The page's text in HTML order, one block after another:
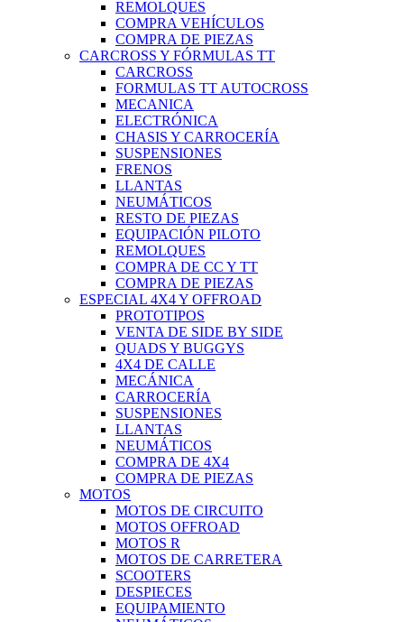
REMOLQUES
COMPRA VEHÍCULOS
COMPRA DE PIEZAS
CARCROSS Y FÓRMULAS TT
CARCROSS
FORMULAS TT AUTOCROSS
MECANICA
ELECTRÓNICA
CHASIS Y CARROCERÍA
SUSPENSIONES
FRENOS
LLANTAS
NEUMÁTICOS
RESTO DE PIEZAS
EQUIPACIÓN PILOTO
REMOLQUES
COMPRA DE CC Y TT
COMPRA DE PIEZAS
ESPECIAL 4X4 Y OFFROAD
PROTOTIPOS
VENTA DE SIDE BY SIDE
QUADS Y BUGGYS
4X4 DE CALLE
MECÁNICA
CARROCERÍA
SUSPENSIONES
LLANTAS
NEUMÁTICOS
COMPRA DE 4X4
COMPRA DE PIEZAS
MOTOS
MOTOS DE CIRCUITO
MOTOS OFFROAD
MOTOS R
MOTOS DE CARRETERA
SCOOTERS
DESPIECES
EQUIPAMIENTO